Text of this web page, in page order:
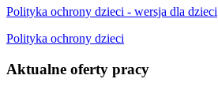
Polityka ochrony dzieci - wersja dla dzieci
Polityka ochrony dzieci
Aktualne oferty pracy